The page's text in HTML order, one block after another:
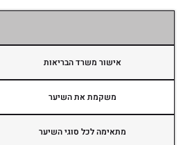
אישור משרד הבריאות
משקמת את השיער
מתאימה לכל סוגי השיער